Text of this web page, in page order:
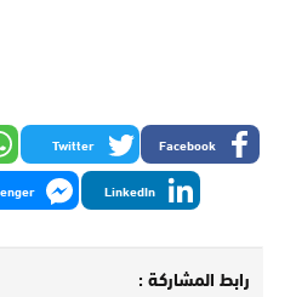
Facebook
Twitter
LinkedIn
رابط المشاركة :